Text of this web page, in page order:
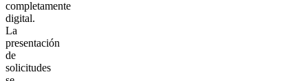
completamente
digital.
La
presentación
de
solicitudes